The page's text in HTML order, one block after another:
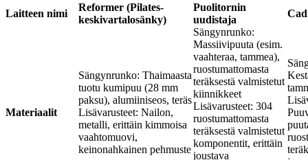
Laitteen nimi
Reformer (Pilates-
keskivartalosänky)
Puolitornin
uudistaja
Materiaalit
Sängynrunko: Thaimaasta
tuotu kumipuu (28 mm
paksu), alumiiniseos, teräs
Lisävarusteet: Nailon,
metalli, erittäin kimmoisa
vaahtomuovi,
keinonahkainen pehmuste
Sängynrunko:
Massiivipuuta (esim.
vaahteraa, tammea),
ruostumattomasta
teräksestä valmistetut
kiinnikkeet
Lisävarusteet: 304
ruostumattomasta
teräksestä valmistetut
komponentit, erittäin
joustava